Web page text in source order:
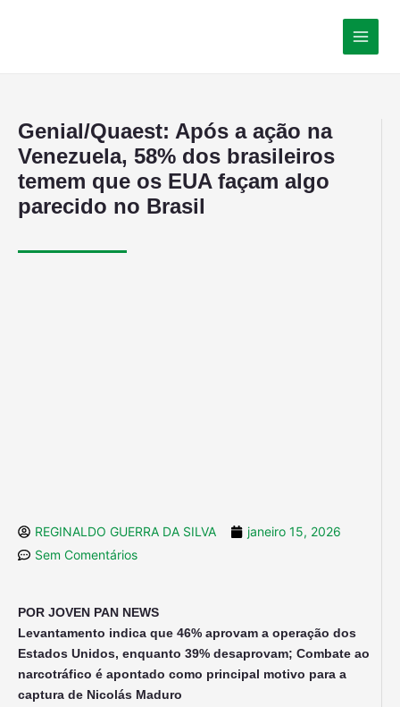
Genial/Quaest: Após a ação na
Venezuela, 58% dos brasileiros
temem que os EUA façam algo
parecido no Brasil
REGINALDO GUERRA DA SILVA
janeiro 15, 2026
Sem Comentários
POR JOVEN PAN NEWS
Levantamento indica que 46% aprovam a operação dos
Estados Unidos, enquanto 39% desaprovam; Combate ao
narcotráfico é apontado como principal motivo para a
captura de Nicolás Maduro